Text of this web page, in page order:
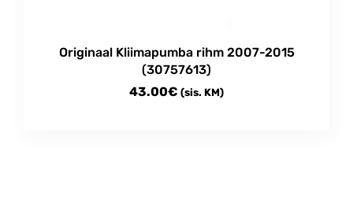
Originaal Kliimapumba rihm 2007-2015
(30757613)
43.00€ (sis. KM)